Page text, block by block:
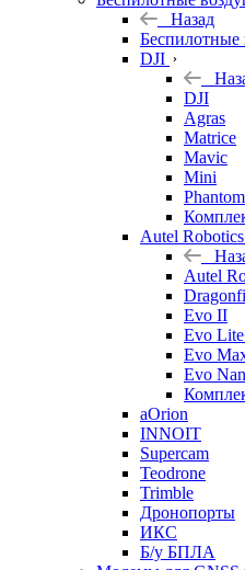
Назад
DJI
DJI
Agras
Matrice
Mavic
Mini
Phantom
Autel Robotics
Autel
Evo II
Evo
Evo
Evo
aOrion
INNOIT
Supercam
Teodrone
Trimble
Дронопорты
ИКС
Б/у БПЛА